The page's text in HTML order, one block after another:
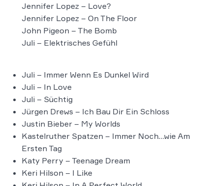
Jennifer Lopez – Love?
Jennifer Lopez – On The Floor
John Pigeon – The Bomb
Juli – Elektrisches Gefühl
Juli – Immer Wenn Es Dunkel Wird
Juli – In Love
Juli – Süchtig
Jürgen Drews – Ich Bau Dir Ein Schloss
Justin Bieber – My Worlds
Kastelruther Spatzen – Immer Noch…wie Am
Ersten Tag
Katy Perry – Teenage Dream
Keri Hilson – I Like